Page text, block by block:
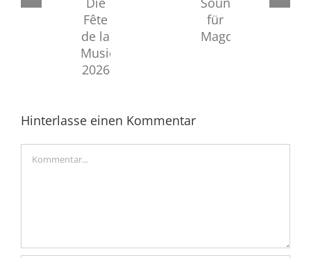
atmet:
Frischer
Sound
Hinterlasse einen Kommentar